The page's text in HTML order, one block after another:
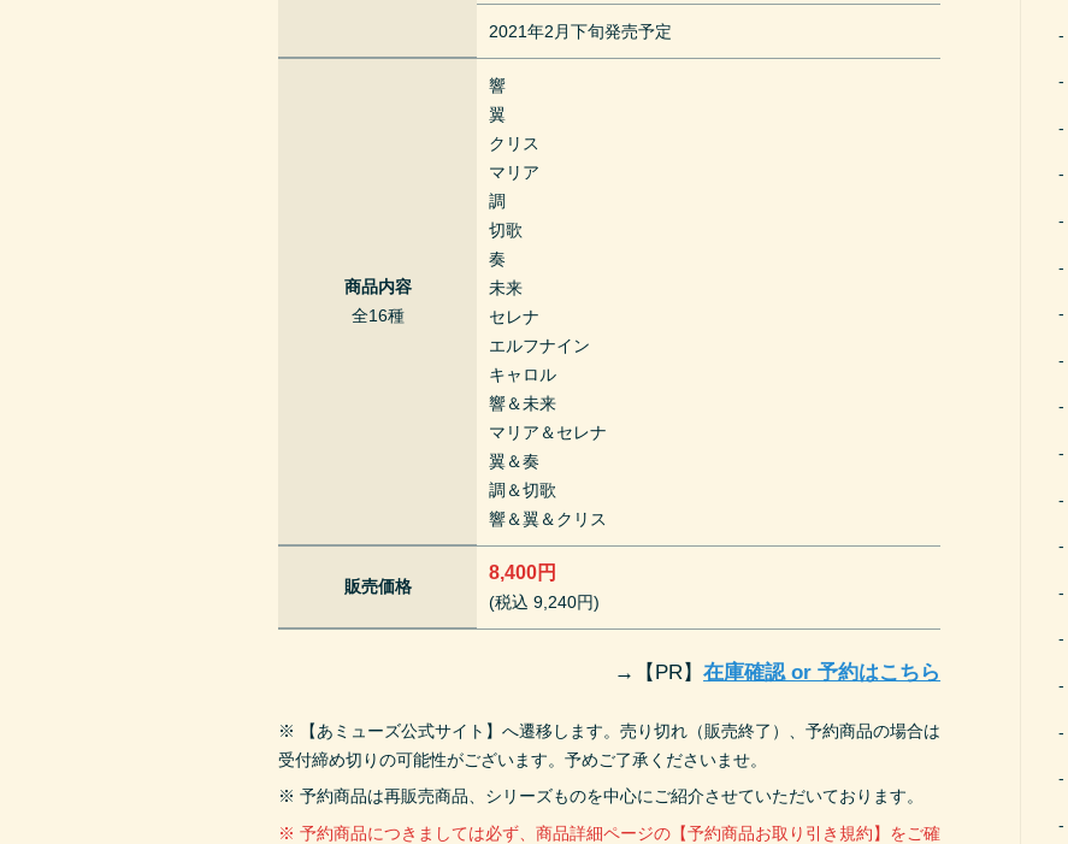
2021年2月下旬発売予定
商品内容
全16種
響
翼
クリス
マリア
調
切歌
奏
未来
セレナ
エルフナイン
キャロル
響＆未来
マリア＆セレナ
翼＆奏
調＆切歌
響＆翼＆クリス
販売価格
8,400円
(税込 9,240円)
→ 【PR】在庫確認 or 予約はこちら
※ 【あミューズ公式サイト】へ遷移します。売り切れ（販売終了）、予約商品の場合は
受付締め切りの可能性がございます。予めご了承くださいませ。
※ 予約商品は再販売商品、シリーズものを中心にご紹介させていただいております。
※ 予約商品につきましては必ず、商品詳細ページの【予約商品お取り引き規約】をご確